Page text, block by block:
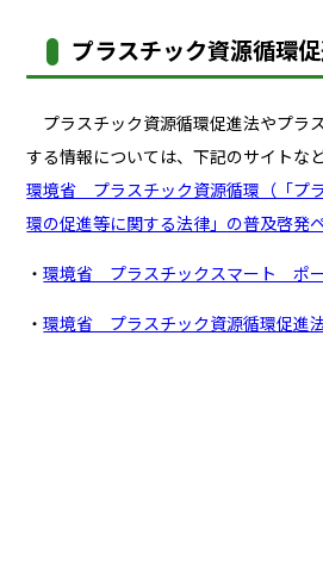
プラスチック資源循環
プラスチック資源循環促進法やプラ
する情報については、下記のサイトな
環境省 プラスチック資源循環（「プ
環の促進等に関する法律」の普及啓発ペ
・環境省 プラスチックスマート ポ
・環境省 プラスチック資源循環促進